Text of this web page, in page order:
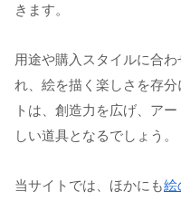
きます。
用途や購入スタイルに合
れ、絵を描く楽しさを存
トは、創造力を広げ、ア
しい道具となるでしょう。
当サイトでは、ほかにも絵